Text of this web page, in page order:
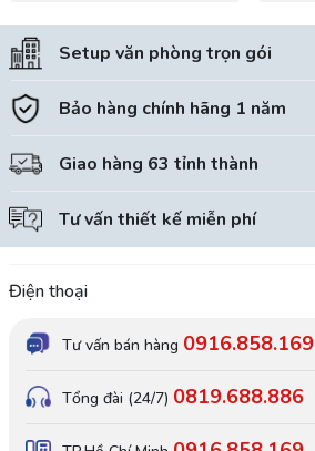
Setup văn phòng trọn gói
Bảo hàng chính hãng 1 năm
Giao hàng 63 tỉnh thành
Tư vấn thiết kế miễn phí
Điện thoại
Tư vấn bán hàng 0916.858.169
Tổng đài (24/7) 0819.688.886